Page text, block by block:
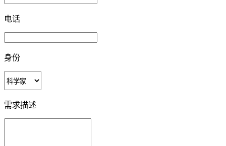
电话
身份
需求描述